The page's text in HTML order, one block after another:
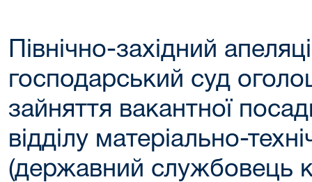
Північно-західний
господарський суд
зайняття вакантної
відділу матеріально-
(державний службовець